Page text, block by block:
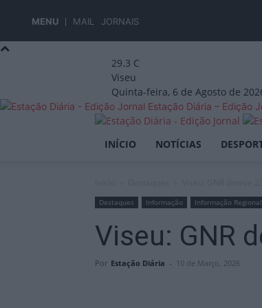
MENU MAIL JORNAIS
29.3 C
Viseu
Quinta-feira, 6 de Agosto de
Estação Diária – Edição
INÍCIO NOTÍCIAS
Destaques Informação Informação Regional
Viseu: GNR
Por Estação Diária - 10 de Março, 2026